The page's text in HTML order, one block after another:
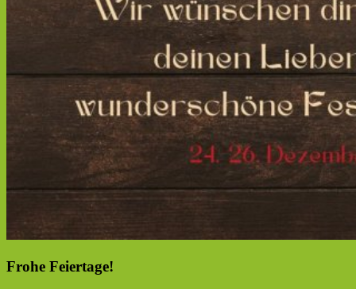
Frohe Feiertage!